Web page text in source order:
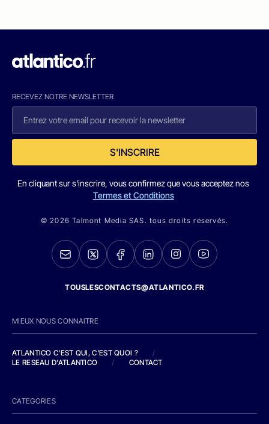
RECEVEZ NOTRE NEWSLETTER
S'INSCRIRE
En cliquant sur s'inscrire, vous confirmez que vous acceptez nos
Termes et Conditions
© 2026 Talmont Media SAS. tous droits réservés.
TOUSLESCONTACTS@ATLANTICO.FR
MIEUX NOUS CONNAITRE
ATLANTICO C'EST QUI, C'EST QUOI ?
/
LE RESEAU D'ATLANTICO
/ CONTACT
CATEGORIES